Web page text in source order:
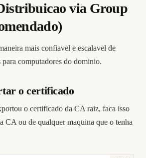
via Group
mais confiavel e escalavel de
computadores do dominio.
o certificado
o certificado da CA raiz, faca isso
CA ou de qualquer maquina que o tenha